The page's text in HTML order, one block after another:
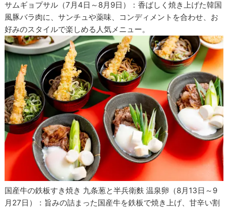
サムギョプサル（7月4日～8月9日）：香ばしく焼き上げた韓国
風豚バラ肉に、サンチュや薬味、コンディメントを合わせ、お
好みのスタイルで楽しめる人気メニュー。
国産牛の鉄板すき焼き 九条葱と半兵衛麩 温泉卵（8月13日～9
月27日）：旨みの詰まった国産牛を鉄板で焼き上げ、甘辛い割